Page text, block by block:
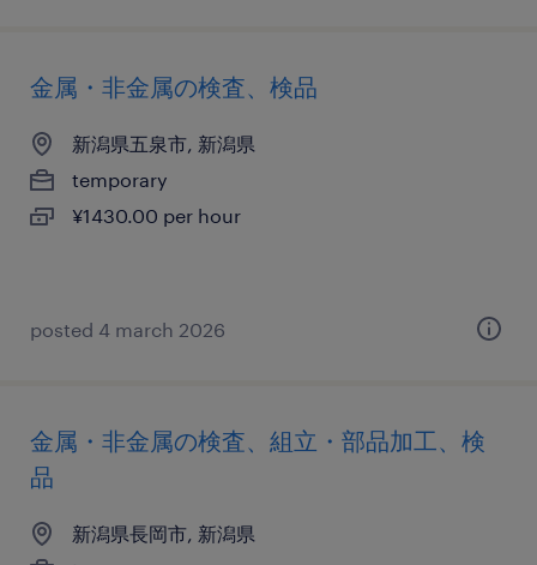
金属・非金属の検査、検品
新潟県五泉市, 新潟県
temporary
¥1430.00 per hour
posted 4 march 2026
金属・非金属の検査、組立・部品加工、検
品
新潟県長岡市, 新潟県